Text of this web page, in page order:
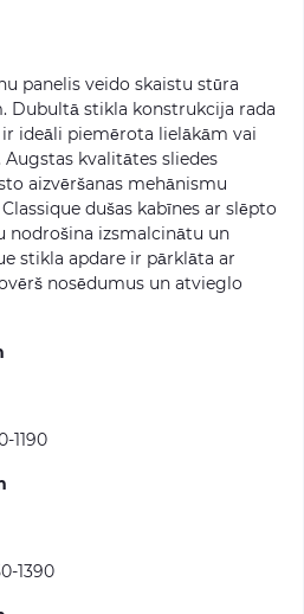
panelis veido skaistu stūra
Dubultā stikla konstrukcija rada
ir ideāli piemērota lielākām vai
kvalitātes sliedes
aizvēršanas mehānismu
dušas kabīnes ar slēpto
izsmalcinātu un
stikla apdare ir pārklāta ar
nosēdumus un atvieglo
1190
1390